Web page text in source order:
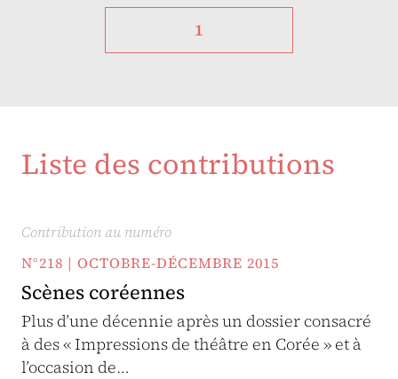
1
Liste des contributions
Contribution au numéro
N°218 | OCTOBRE-DÉCEMBRE 2015
Scènes coréennes
Plus d’une décennie après un dossier consacré
à des « Impressions de théâtre en Corée » et à
l’occasion de…